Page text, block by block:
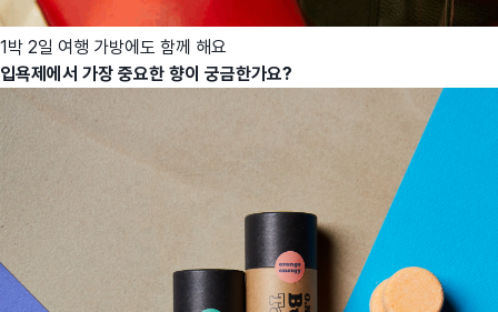
1박 2일 여행 가방에도 함께 해요
입욕제에서 가장 중요한 향이 궁금한가요?